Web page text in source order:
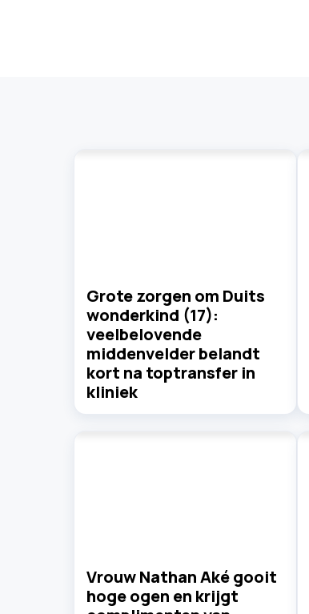
Grote zorgen om Duits
wonderkind (17):
veelbelovende
middenvelder belandt
kort na toptransfer in
kliniek
Vrouw Nathan Aké gooit
hoge ogen en krijgt